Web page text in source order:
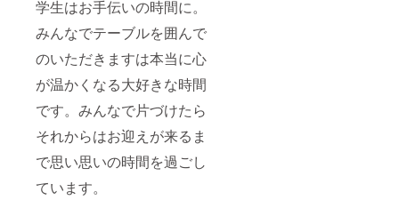
学生はお手伝いの時間に。
みんなでテーブルを囲んで
のいただきますは本当に心
が温かくなる大好きな時間
です。みんなで片づけたら
それからはお迎えが来るま
で思い思いの時間を過ごし
ています。